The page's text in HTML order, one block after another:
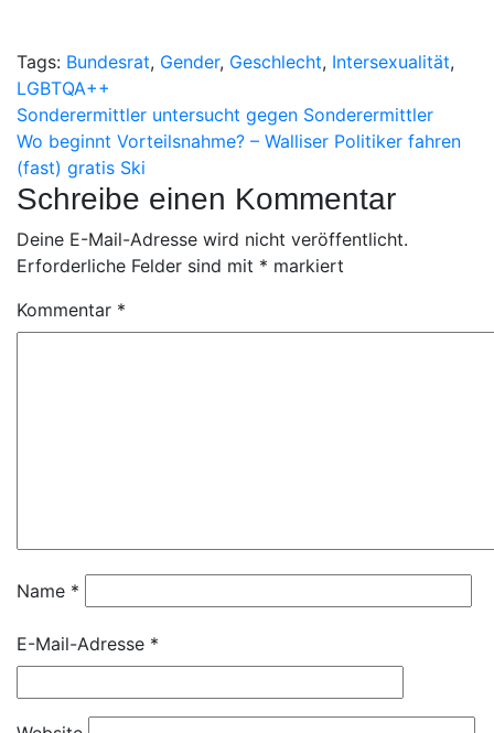
Tags: Bundesrat, Gender, Geschlecht, Intersexualität,
LGBTQA++
Beitragsnavigation
Sonderermittler untersucht gegen Sonderermittler
Wo beginnt Vorteilsnahme? – Walliser Politiker fahren
(fast) gratis Ski
Schreibe einen Kommentar
Deine E-Mail-Adresse wird nicht veröffentlicht.
Erforderliche Felder sind mit * markiert
Kommentar *
Name *
E-Mail-Adresse *